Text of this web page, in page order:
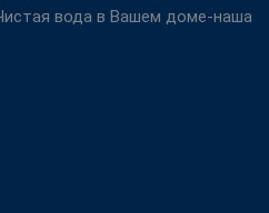
вода в Вашем доме-наша